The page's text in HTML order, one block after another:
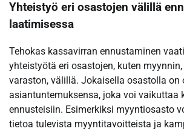
Yhteistyö eri osastojen välillä
laatimisessa
Tehokas kassavirran ennustaminen
yhteistyötä eri osastojen, kuten
varaston, välillä. Jokaisella osastolla on
asiantuntemuksensa, joka voi vaikuttaa
ennusteisiin. Esimerkiksi myyntiosasto
tietoa tulevista myyntitavoitteista ja